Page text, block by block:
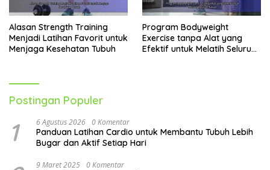
Alasan Strength Training
Menjadi Latihan Favorit untuk
Menjaga Kesehatan Tubuh
Program Bodyweight
Exercise tanpa Alat yang
Efektif untuk Melatih Seluruh
Postingan Populer
1 6 Agustus 2026 0 Komentar
Panduan Latihan Cardio untuk Membantu Tubuh Lebih
Bugar dan Aktif Setiap Hari
9 Maret 2025 0 Komentar